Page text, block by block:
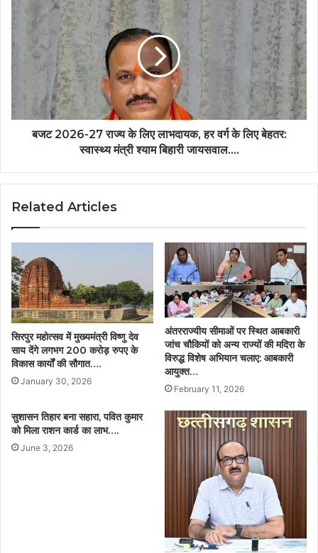
को
बढ़ाते
हुए
SANKALP
पर
दिया
गया
2026-
27
राज्य
वर्ग
श्याम
बजट 2026-27 राज्य के लिए लाभदायक, हर वर्ग के लिए बेहतर:
स्वास्थ्य मंत्री श्याम बिहारी जायसवाल….
Related Articles
सिरपुर महोत्सव में मुख्यमंत्री विष्णु देव
साय देंगे लगभग 200 करोड़ रुपए के
विकास कार्यों की सौगात….
January 30, 2026
अंतरराज्यीय सीमाओं पर स्थित आबकारी
जांच चौकियों को अन्य राज्यों की मदिरा के
विरुद्ध विशेष अभियान चलाए: आबकारी
आयुक्त…
February 11, 2026
सुशासन तिहार बना सहारा, पवित कुमार
को मिला राशन कार्ड का लाभ….
June 3, 2026